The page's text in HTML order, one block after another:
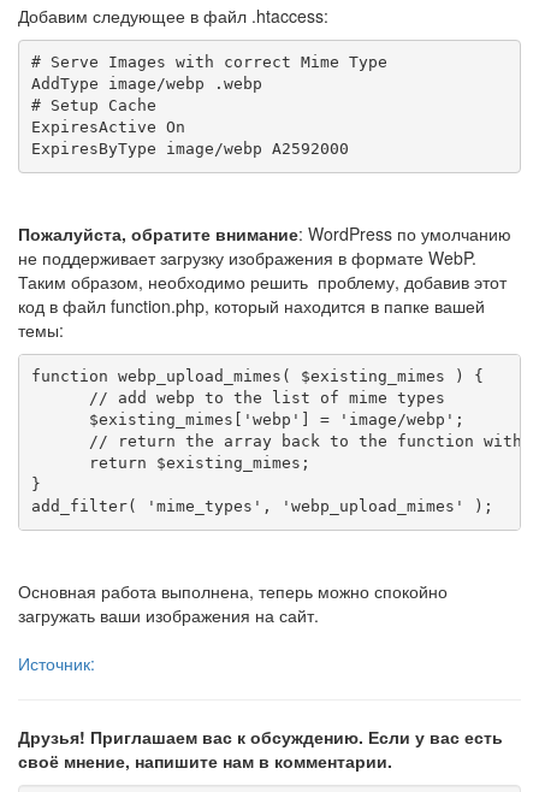
Добавим следующее в файл .htaccess:
# Serve Images with correct Mime Type
AddType image/webp .webp
# Setup Cache
ExpiresActive On
ExpiresByType image/webp A2592000
Пожалуйста, обратите внимание: WordPress по умолчанию
не поддерживает загрузку изображения в формате WebP.
Таким образом, необходимо решить проблему, добавив этот
код в файл function.php, который находится в папке вашей
темы:
function webp_upload_mimes( $existing_mimes ) {
// add webp to the list of mime types
$existing_mimes['webp'] = 'image/webp';
// return the array back to the function with our
return $existing_mimes;
}
add_filter( 'mime_types', 'webp_upload_mimes' );
Основная работа выполнена, теперь можно спокойно
загружать ваши изображения на сайт.
Источник:
Друзья! Приглашаем вас к обсуждению. Если у вас есть
своё мнение, напишите нам в комментарии.